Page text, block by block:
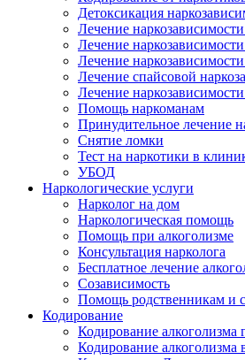
Детоксикация
Лечение
Лечение
Лечение
Лечение спайсовой
Лечение
Помощь наркоманам
Принудительное лечение
Снятие ломки
Тест на наркотики в
УБОД
Наркологические услуги
Нарколог на дом
Наркологическая помощь
Помощь при алкоголизме
Консультация нарколога
Бесплатное лечение
Созависимость
Помощь родственникам и
Кодирование
Кодирование алкоголизма
Кодирование